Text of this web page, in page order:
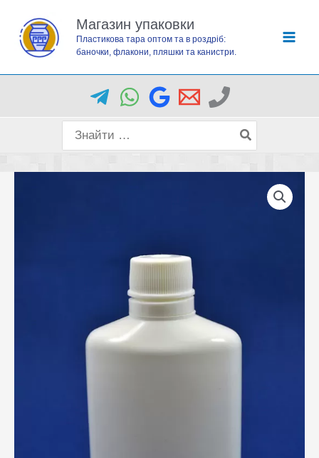
вмісту
Магазин упаковки
Пластикова тара оптом та в роздріб:
баночки, флакони, пляшки та канистри.
Пошук
для: